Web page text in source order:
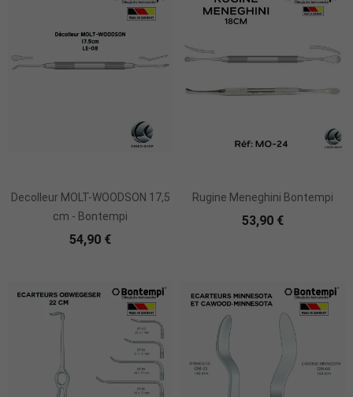
Decolleur MOLT-WOODSON 17,5
cm - Bontempi
54,90 €
Rugine Meneghini Bontempi
53,90 €